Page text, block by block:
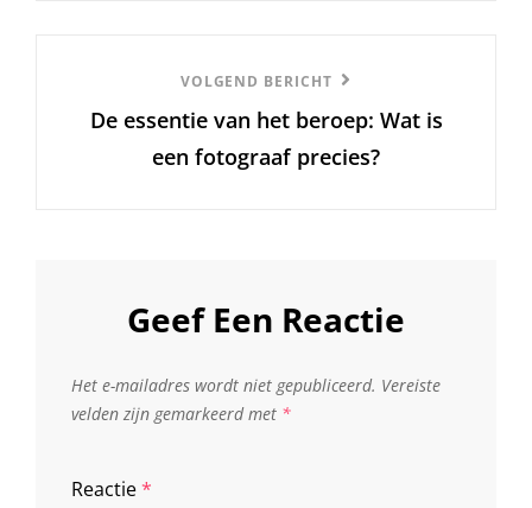
Bericht
VOLGEND BERICHT
De essentie van het beroep: Wat is
een fotograaf precies?
Geef Een Reactie
Het e-mailadres wordt niet gepubliceerd. Vereiste
velden zijn gemarkeerd met *
Reactie*